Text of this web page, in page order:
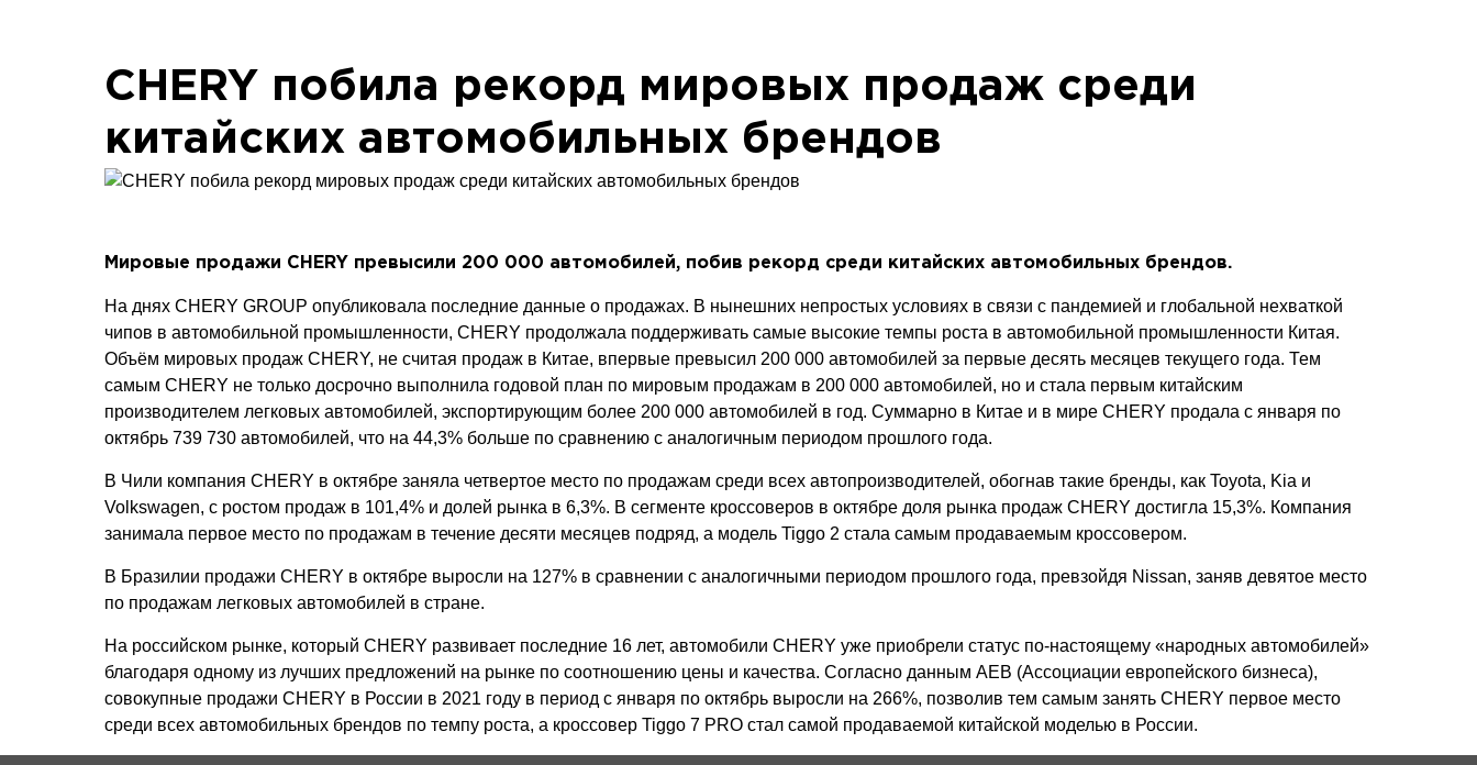
CHERY побила рекорд мировых продаж среди
китайских автомобильных брендов
Мировые продажи CHERY превысили 200 000 автомобилей, побив рекорд среди китайских автомобильных брендов.
На днях CHERY GROUP опубликовала последние данные о продажах. В нынешних непростых условиях в связи с пандемией и глобальной нехваткой
чипов в автомобильной промышленности, CHERY продолжала поддерживать самые высокие темпы роста в автомобильной промышленности Китая.
Объём мировых продаж CHERY, не считая продаж в Китае, впервые превысил 200 000 автомобилей за первые десять месяцев текущего года. Тем
самым CHERY не только досрочно выполнила годовой план по мировым продажам в 200 000 автомобилей, но и стала первым китайским
производителем легковых автомобилей, экспортирующим более 200 000 автомобилей в год. Суммарно в Китае и в мире CHERY продала с января по
октябрь 739 730 автомобилей, что на 44,3% больше по сравнению с аналогичным периодом прошлого года.
В Чили компания CHERY в октябре заняла четвертое место по продажам среди всех автопроизводителей, обогнав такие бренды, как Toyota, Kia и
Volkswagen, с ростом продаж в 101,4% и долей рынка в 6,3%. В сегменте кроссоверов в октябре доля рынка продаж CHERY достигла 15,3%. Компания
занимала первое место по продажам в течение десяти месяцев подряд, а модель Tiggo 2 стала самым продаваемым кроссовером.
В Бразилии продажи CHERY в октябре выросли на 127% в сравнении с аналогичными периодом прошлого года, превзойдя Nissan, заняв девятое место
по продажам легковых автомобилей в стране.
На российском рынке, который CHERY развивает последние 16 лет, автомобили CHERY уже приобрели статус по-настоящему «народных автомобилей»
благодаря одному из лучших предложений на рынке по соотношению цены и качества. Согласно данным AEB (Ассоциации европейского бизнеса),
совокупные продажи CHERY в России в 2021 году в период с января по октябрь выросли на 266%, позволив тем самым занять CHERY первое место
среди всех автомобильных брендов по темпу роста, а кроссовер Tiggo 7 PRO стал самой продаваемой китайской моделью в России.